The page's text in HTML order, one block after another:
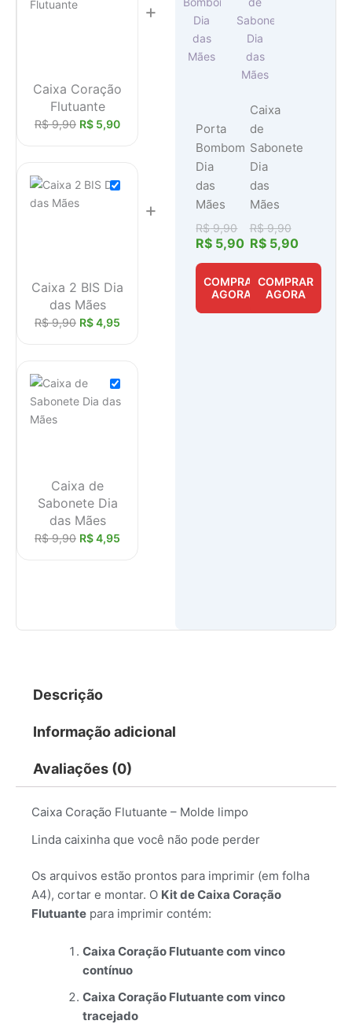
Caixa Coração
Flutuante
R$9,90 R$ 5,90
+
Caixa 2 BIS Dia
das Mães
R$9,90 R$4,95
+
Caixa de
Sabonete Dia
das Mães
R$9,90 R$4,95
Porta
Bombom
Dia
das
Mães
R$9,90
era:
R$ 9,90.
R$ 5,90
é:
R$ 5,90.
COMPRAR
AGORA
Caixa
de
Sabonete
Dia
das
Mães
R$9,90
era:
R$ 9,90.
R$5,90
é:
R$ 5,90.
COMPRAR
AGORA
Descrição
Informação adicional
Avaliações (0)
Caixa Coração Flutuante – Molde limpo
Linda caixinha que você não pode perder
Os arquivos estão prontos para imprimir (em folha
A4), cortar e montar. O Kit de Caixa Coração
Flutuante para imprimir contém:
Caixa Coração Flutuante com vinco
contínuo
Caixa Coração Flutuante com vinco
tracejado